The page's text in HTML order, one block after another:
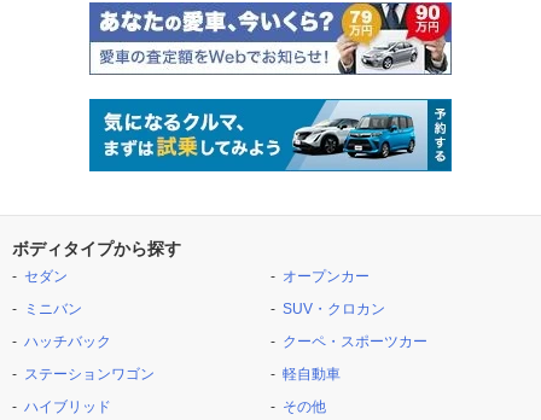
ボディタイプから探す
セダン
ミニバン
ハッチバック
ステーションワゴン
ハイブリッド
オープンカー
SUV・クロカン
クーペ・スポーツカー
軽自動車
その他